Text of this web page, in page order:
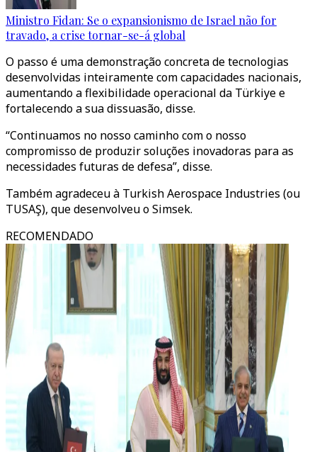
Ministro Fidan: Se o expansionismo de Israel não for
travado, a crise tornar-se-á global
O passo é uma demonstração concreta de tecnologias
desenvolvidas inteiramente com capacidades nacionais,
aumentando a flexibilidade operacional da Türkiye e
fortalecendo a sua dissuasão, disse.
“Continuamos no nosso caminho com o nosso
compromisso de produzir soluções inovadoras para as
necessidades futuras de defesa”, disse.
Também agradeceu à Turkish Aerospace Industries (ou
TUSAŞ), que desenvolveu o Simsek.
RECOMENDADO